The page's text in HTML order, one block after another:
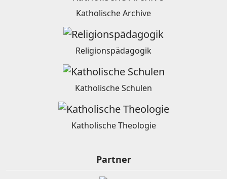
Katholische Archive
Religionspädagogik
Katholische Schulen
Katholische Theologie
Partner